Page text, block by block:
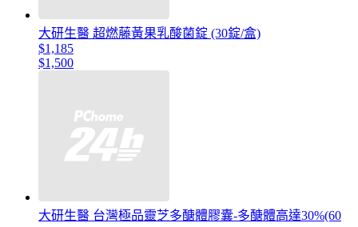
大研生醫 超燃藤黃果乳酸菌錠 (30錠/盒)
$1,185
$1,500
大研生醫 台灣極品靈芝多醣體膠囊-多醣體高達30%(60